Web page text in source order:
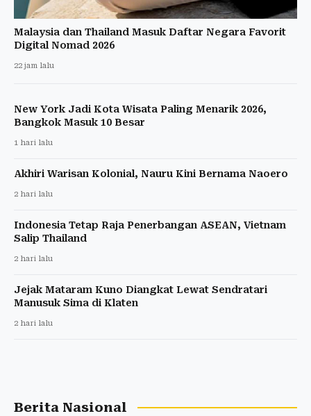
Malaysia dan Thailand Masuk Daftar Negara Favorit
Digital Nomad 2026
22 jam lalu
New York Jadi Kota Wisata Paling Menarik 2026,
Bangkok Masuk 10 Besar
1 hari lalu
Akhiri Warisan Kolonial, Nauru Kini Bernama Naoero
2 hari lalu
Indonesia Tetap Raja Penerbangan ASEAN, Vietnam
Salip Thailand
2 hari lalu
Jejak Mataram Kuno Diangkat Lewat Sendratari
Manusuk Sima di Klaten
2 hari lalu
Berita Nasional